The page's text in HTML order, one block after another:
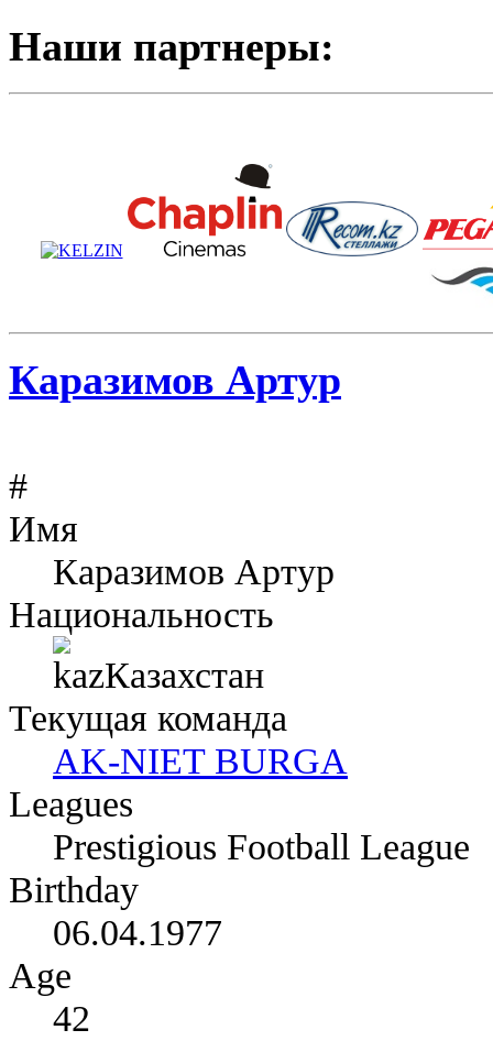
Наши партнеры:
Каразимов Артур
#
Имя
Каразимов Артур
Национальность
Казахстан
Текущая команда
AK-NIET BURGA
Leagues
Prestigious Football League
Birthday
06.04.1977
Age
42